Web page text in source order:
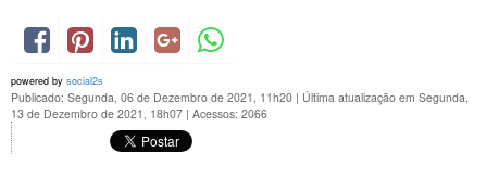
powered by social2s
Publicado: Segunda, 06 de Dezembro de 2021, 11h20 | Última atualização em Segunda,
13 de Dezembro de 2021, 18h07 | Acessos: 2066